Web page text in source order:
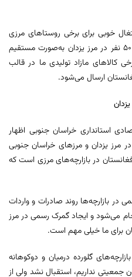
خوبی برای برخی روستاهای مرزی
زیرکوه هم ایجاد کرد و در حال حاضر ۵۰ نفر در مرز یزدان به‌صورت مستقیم
مازاد تولیدی ما در قالب
ارسال می‌شود.
استانداری خراسان جنوبی اظهار
مرز یزدان و مرزهای خراسان جنوبی
در بازارچه‌های مرزی است که
در بازارچه‌ها روند صادرات و واردات
می‌شود و ایجاد گمرک رسمی در مرز
برای ما خیلی مهم است.
گلورده درمیان و دوکوهانه
جمعیتی نداریم، استقبال نشد ولی از